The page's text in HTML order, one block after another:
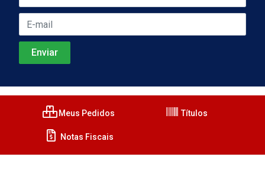
Meus Pedidos Títulos
Notas Fiscais